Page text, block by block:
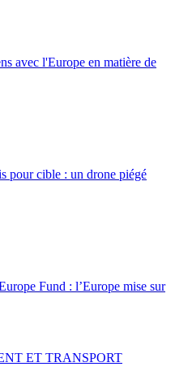
avec l'Europe en matière de
pour cible : un drone piégé
Fund : l’Europe mise sur
ET TRANSPORT